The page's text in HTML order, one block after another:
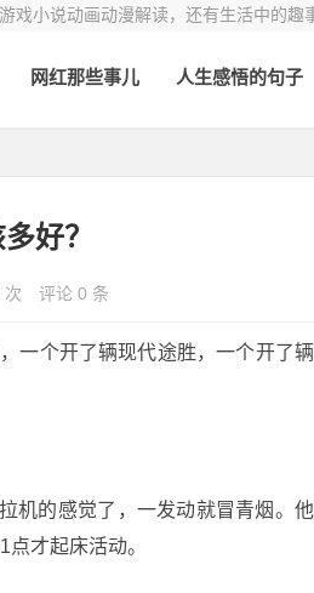
小说动画动漫解读，还有生活中的趣
网红那些事儿 人生感悟的句子
好？
次 评论 0 条
一个开了辆现代途胜，一个开了辆
机的感觉了，一发动就冒青烟。他
才起床活动。